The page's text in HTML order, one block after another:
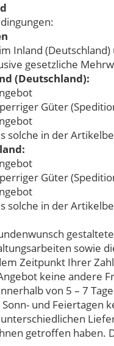
Inland
gesetzliche
(Deutschland):
Güter
solche in der
Güter
solche in der
sowie
Zeitpunkt Ihrer
keine andere
von 5 – 7
Sonn- und Feiertagen
getroffen haben.